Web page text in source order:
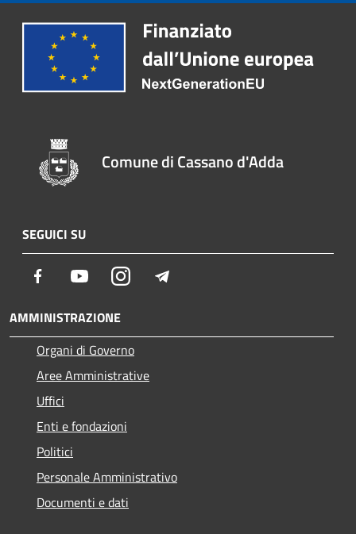
Comune di Cassano d'Adda
SEGUICI SU
Facebook YoutubeInstagram
AMMINISTRAZIONE
Organi di Governo
Aree Amministrative
Uffici
Enti e fondazioni
Politici
Personale Amministrativo
Documenti e dati